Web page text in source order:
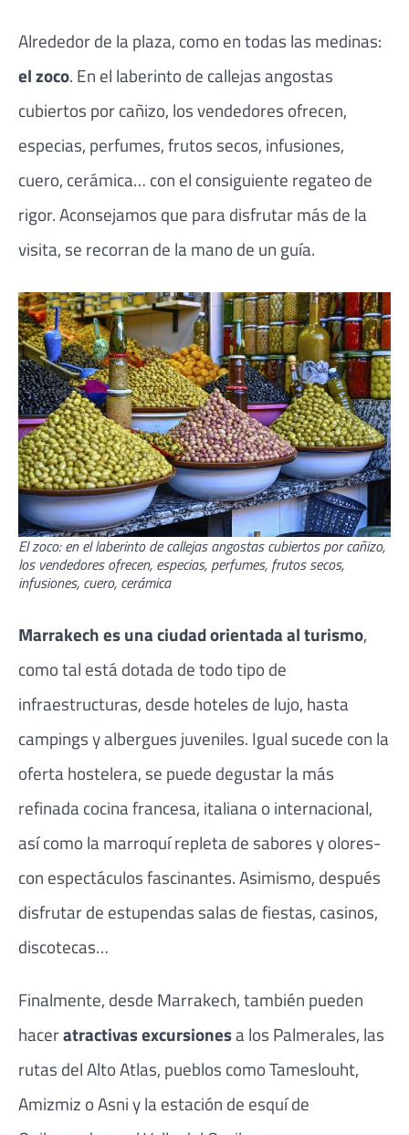
Alrededor de la plaza, como en todas las medinas:
el zoco. En el laberinto de callejas angostas
cubiertos por cañizo, los vendedores ofrecen,
especias, perfumes, frutos secos, infusiones,
cuero, cerámica… con el consiguiente regateo de
rigor. Aconsejamos que para disfrutar más de la
visita, se recorran de la mano de un guía.
El zoco: en el laberinto de callejas angostas cubiertos por cañizo,
los vendedores ofrecen, especias, perfumes, frutos secos,
infusiones, cuero, cerámica
Marrakech es una ciudad orientada al turismo,
como tal está dotada de todo tipo de
infraestructuras, desde hoteles de lujo, hasta
campings y albergues juveniles. Igual sucede con la
oferta hostelera, se puede degustar la más
refinada cocina francesa, italiana o internacional,
así como la marroquí repleta de sabores y olores-
con espectáculos fascinantes. Asimismo, después
disfrutar de estupendas salas de fiestas, casinos,
discotecas…
Finalmente, desde Marrakech, también pueden
haceratractivas excursionesa los Palmerales, las
rutas del Alto Atlas, pueblos como Tameslouht,
Amizmiz o Asni y la estación de esquí de